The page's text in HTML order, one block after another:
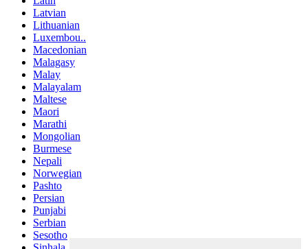
Latvian
Lithuanian
Luxembou..
Macedonian
Malagasy
Malay
Malayalam
Maltese
Maori
Marathi
Mongolian
Burmese
Nepali
Norwegian
Pashto
Persian
Punjabi
Serbian
Sesotho